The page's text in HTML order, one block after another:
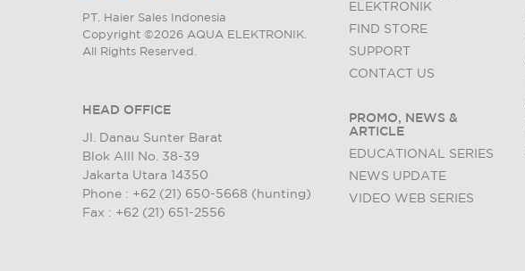
PT. Haier Sales Indonesia
Copyright ©2026 AQUA ELEKTRONIK.
All Rights Reserved.
HEAD OFFICE
Jl. Danau Sunter Barat
Blok AIII No. 38-39
Jakarta Utara 14350
Phone : +62 (21) 650-5668 (hunting)
Fax : +62 (21) 651-2556
ELEKTRONIK
FIND STORE
SUPPORT
CONTACT US
PROMO, NEWS &
ARTICLE
EDUCATIONAL SERIES
NEWS UPDATE
VIDEO WEB SERIES